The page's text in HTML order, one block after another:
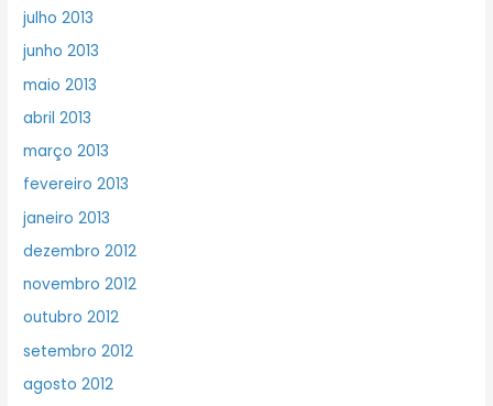
julho 2013
junho 2013
maio 2013
abril 2013
março 2013
fevereiro 2013
janeiro 2013
dezembro 2012
novembro 2012
outubro 2012
setembro 2012
agosto 2012